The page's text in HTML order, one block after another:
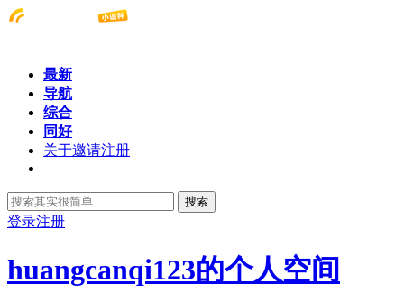
最新
导航
综合
同好
关于邀请注册
搜索
登录注册
huangcanqi123的个人空间